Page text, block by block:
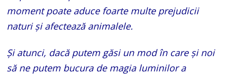
moment poate aduce foarte multe prejudicii
naturi și afectează animalele.
Și atunci, dacă putem găsi un mod în care și noi
să ne putem bucura de magia luminilor a